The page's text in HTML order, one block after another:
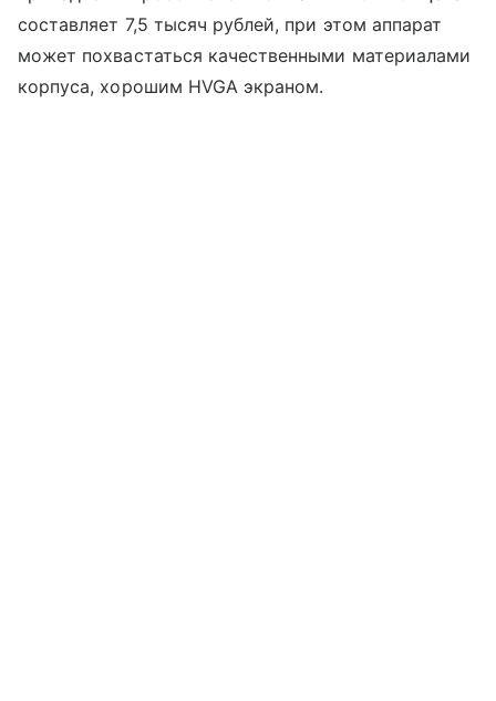
составляет 7,5 тысяч рублей, при этом аппарат
может похвастаться качественными материалами
корпуса, хорошим HVGA экраном.